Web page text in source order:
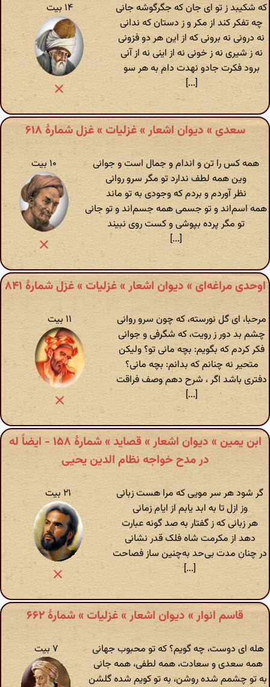
که شکیبد ز تو ای جان که جگرگوشه جانی
چه تفکر کند از مکر و ز دستان که ندانی
نه درونی نه برونی که از این هر دو فزونی
نه ز شیری نه ز خونی نه از اینی نه از آنی
برود فکرت جادو نهدت دام به هر سو
[...]
۱۴ بیت
سعدی » دیوان اشعار » غزلیات » غزل شمارهٔ ۶۱۸
همه کس را تن و اندام و جمال است و جوانی
وین همه لطف ندارد تو مگر سرو روانی
نظر آوردم و بردم که وجودی به تو ماند
همه اسم‌اند و تو جسمی همه جسم‌اند و تو جانی
تو مگر پرده بپوشی و کست روی نبیند
[...]
۱۰ بیت
اوحدی مراغه‌ای » دیوان اشعار » غزلیات » غزل شمارهٔ ۸۴۱
مرحبا، ای گل نورسته، که چون سرو روانی
چشم بد دور ز رویت، که شگرفی و جوانی
فکر کردم که بگویم: بچه مانی تو؟ ولیکن
متحیر نه چنانم که بدانم: بچه مانی؟
دفتری باشد اگر ، شرح دهم وصف فراقت
[...]
۱۱ بیت
ابن یمین » دیوان اشعار » قصاید » شمارهٔ ١۵٨ - ایضاً له
در مدح خواجه نظام الدین یحیی
گر شود هر سر مویی که مرا هست زبانی
وز ازل تا به ابد یابم از ایام زمانی
هر زبانی که ز گفتار به صد گونه عبارت
دهد از مکرمت شاه فلک قدر نشانی
در چنان مدت بی‌‎حد به‌‎چنین ساز فصاحت
[...]
۲۱ بیت
قاسم انوار » دیوان اشعار » غزلیات » شمارهٔ ۶۶۲
هله ای دوست، چه گویم؟ که تو محبوب جهانی
همه سعدی و سعادت، همه لطفی، همه جانی
به تو چشمم شده روشن، به تو کویم شده گلشن
۷ بیت